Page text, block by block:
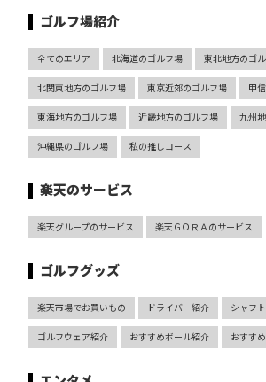
ゴルフ場紹介
全てのエリア 北海道のゴルフ場 東北地方のゴ
北関東地方のゴルフ場 東京近郊のゴルフ場 甲
東海地方のゴルフ場 近畿地方のゴルフ場 九州
沖縄県のゴルフ場 私の推しコース
楽天のサービス
楽天グループのサービス 楽天ＧＯＲＡのサービス
ゴルフグッズ
楽天市場でお買いもの ドライバー紹介 シャフ
ゴルフウェア紹介 おすすめボール紹介 おすす